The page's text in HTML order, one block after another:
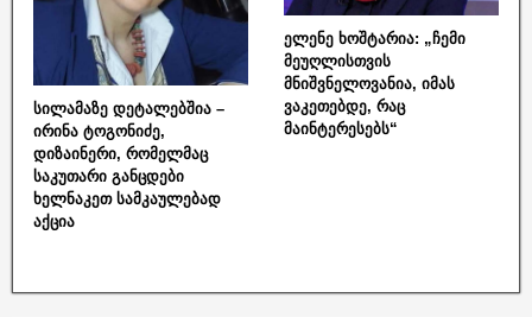
სილამაზე დეტალებშია –
ირინა ტოგონიძე,
დიზაინერი, რომელმაც
საკუთარი განცდები
ხელნაკეთ სამკაულებად
აქცია
ელენე ხოშტარია: „ჩემი
მეუღლისთვის
მნიშვნელოვანია, იმას
ვაკეთებდე, რაც
მაინტერესებს“